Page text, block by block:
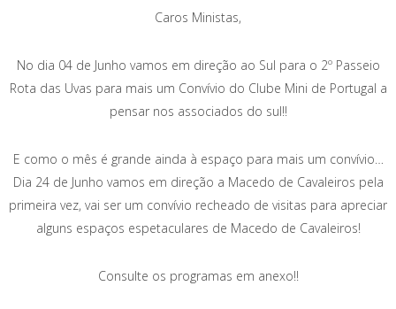
Caros Ministas,
No dia 04 de Junho vamos em direção ao Sul para o 2º Passeio
Rota das Uvas para mais um Convívio do Clube Mini de Portugal a
pensar nos associados do sul!!
E como o mês é grande ainda à espaço para mais um convívio…
Dia 24 de Junho vamos em direção a Macedo de Cavaleiros pela
primeira vez, vai ser um convívio recheado de visitas para apreciar
alguns espaços espetaculares de Macedo de Cavaleiros!
Consulte os programas em anexo!!